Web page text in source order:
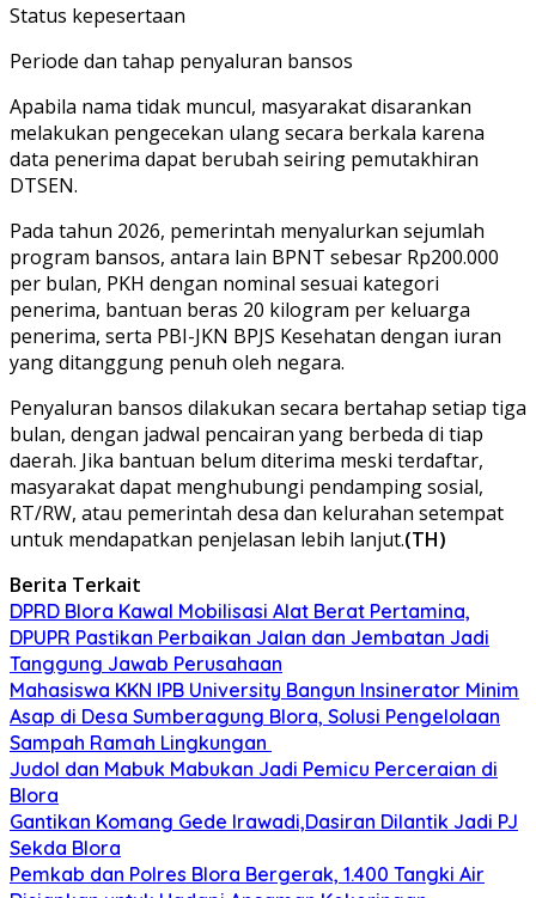
‎Status kepesertaan
Periode dan tahap penyaluran bansos
Apabila nama tidak muncul, masyarakat disarankan
melakukan pengecekan ulang secara berkala karena
data penerima dapat berubah seiring pemutakhiran
DTSEN.
‎Pada tahun 2026, pemerintah menyalurkan sejumlah
program bansos, antara lain BPNT sebesar Rp200.000
per bulan, PKH dengan nominal sesuai kategori
penerima, bantuan beras 20 kilogram per keluarga
penerima, serta PBI-JKN BPJS Kesehatan dengan iuran
yang ditanggung penuh oleh negara.
‎Penyaluran bansos dilakukan secara bertahap setiap tiga
bulan, dengan jadwal pencairan yang berbeda di tiap
daerah. Jika bantuan belum diterima meski terdaftar,
masyarakat dapat menghubungi pendamping sosial,
RT/RW, atau pemerintah desa dan kelurahan setempat
untuk mendapatkan penjelasan lebih lanjut.(TH)
Berita Terkait
DPRD Blora Kawal Mobilisasi Alat Berat Pertamina,
DPUPR Pastikan Perbaikan Jalan dan Jembatan Jadi
Tanggung Jawab Perusahaan
Mahasiswa KKN IPB University Bangun Insinerator Minim
Asap di Desa Sumberagung Blora, Solusi Pengelolaan
Sampah Ramah Lingkungan ‎
Judol dan Mabuk Mabukan Jadi Pemicu Perceraian di
Blora
Gantikan Komang Gede Irawadi,Dasiran Dilantik Jadi PJ
Sekda Blora
Pemkab dan Polres Blora Bergerak, 1.400 Tangki Air